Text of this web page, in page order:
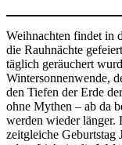
Weihnachten findet in
die Rauhnächte
täglich geräuchert
Wintersonnenwende,
den Tiefen der Erde
ohne Mythen – ab da
werden wieder länger.
zeitgleiche Geburtstag